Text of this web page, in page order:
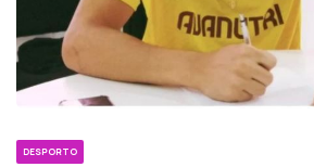
DESPORTO